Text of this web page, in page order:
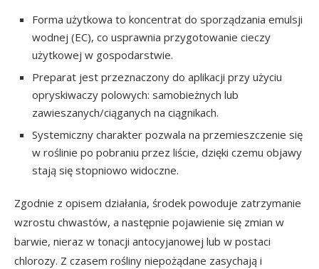
Forma użytkowa to koncentrat do sporządzania emulsji
wodnej (EC), co usprawnia przygotowanie cieczy
użytkowej w gospodarstwie.
Preparat jest przeznaczony do aplikacji przy użyciu
opryskiwaczy polowych: samobieżnych lub
zawieszanych/ciąganych na ciągnikach.
Systemiczny charakter pozwala na przemieszczenie się
w roślinie po pobraniu przez liście, dzięki czemu objawy
stają się stopniowo widoczne.
Zgodnie z opisem działania, środek powoduje zatrzymanie
wzrostu chwastów, a następnie pojawienie się zmian w
barwie, nieraz w tonacji antocyjanowej lub w postaci
chlorozy. Z czasem rośliny niepożądane zasychają i